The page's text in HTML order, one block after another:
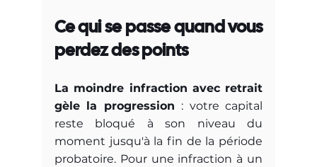
Ce qui se passe quand vous
perdez des points
La moindre infraction avec retrait
gèle la progression : votre capital
reste bloqué à son niveau du
moment jusqu'à la fin de la période
probatoire. Pour une infraction à un